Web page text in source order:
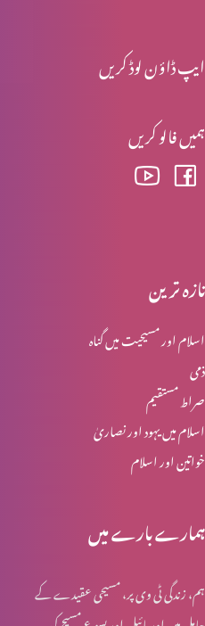
تائب دل نہ ہونے والوں
ایپ ڈاؤن لوڈ کریں
ہمیں فالو کریں
تازہ ترین
اسلام اور مسیحیت میں گناہ
ذمی
صراط مستقیم
اسلام میں یہود اور نصاریٰ
خواتین اور اسلام
ہمارے بارے میں
ہم، زندگی ٹی وی پر، مسیحی عقیدے کے